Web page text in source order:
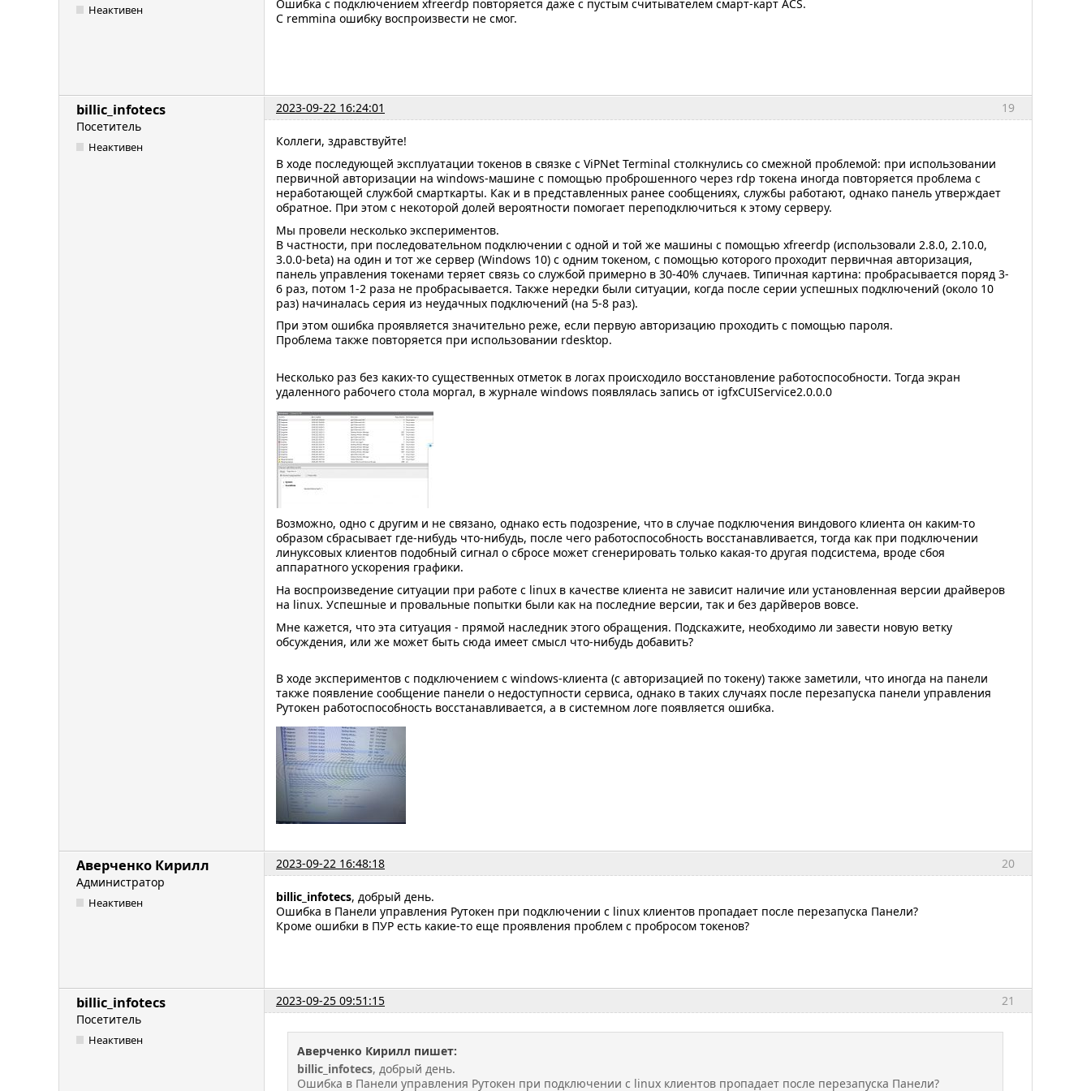
Неактивен
Ошибка с подключением xfreerdp повторяется даже с пустым считывателем смарт-карт ACS.
С remmina ошибку воспроизвести не смог.
19
billic_infotecs
2023-09-22 16:24:01
Посетитель
Неактивен
Коллеги, здравствуйте!
В ходе последующей эксплуатации токенов в связке с ViPNet Terminal столкнулись со смежной проблемой: при использовании
первичной авторизации на windows-машине с помощью проброшенного через rdp токена иногда повторяется проблема с
неработающей службой смарткарты. Как и в представленных ранее сообщениях, службы работают, однако панель утверждает
обратное. При этом с некоторой долей вероятности помогает переподключиться к этому серверу.
Мы провели несколько экспериментов.
В частности, при последовательном подключении с одной и той же машины с помощью xfreerdp (использовали 2.8.0, 2.10.0,
3.0.0-beta) на один и тот же сервер (Windows 10) с одним токеном, с помощью которого проходит первичная авторизация,
панель управления токенами теряет связь со службой примерно в 30-40% случаев. Типичная картина: пробрасывается поряд 3-
6 раз, потом 1-2 раза не пробрасывается. Также нередки были ситуации, когда после серии успешных подключений (около 10
раз) начиналась серия из неудачных подключений (на 5-8 раз).
При этом ошибка проявляется значительно реже, если первую авторизацию проходить с помощью пароля.
Проблема также повторяется при использовании rdesktop.
Несколько раз без каких-то существенных отметок в логах происходило восстановление работоспособности. Тогда экран
удаленного рабочего стола моргал, в журнале windows появлялась запись от igfxCUIService2.0.0.0
Возможно, одно с другим и не связано, однако есть подозрение, что в случае подключения виндового клиента он каким-то
образом сбрасывает где-нибудь что-нибудь, после чего работоспособность восстанавливается, тогда как при подключении
линуксовых клиентов подобный сигнал о сбросе может сгенерировать только какая-то другая подсистема, вроде сбоя
аппаратного ускорения графики.
На воспроизведение ситуации при работе с linux в качестве клиента не зависит наличие или установленная версии драйверов
на linux. Успешные и провальные попытки были как на последние версии, так и без дарйверов вовсе.
Мне кажется, что эта ситуация - прямой наследник этого обращения. Подскажите, необходимо ли завести новую ветку
обсуждения, или же может быть сюда имеет смысл что-нибудь добавить?
В ходе экспериментов с подключением с windows-клиента (с авторизацией по токену) также заметили, что иногда на панели
также появление сообщение панели о недоступности сервиса, однако в таких случаях после перезапуска панели управления
Рутокен работоспособность восстанавливается, а в системном логе появляется ошибка.
20
Аверченко Кирилл
2023-09-22 16:48:18
Администратор
Неактивен billic_infotecs, добрый день.
Ошибка в Панели управления Рутокен при подключении с linux клиентов пропадает после перезапуска Панели?
Кроме ошибки в ПУР есть какие-то еще проявления проблем с пробросом токенов?
21
billic_infotecs
2023-09-25 09:51:15
Посетитель
Неактивен
Аверченко Кирилл пишет:
billic_infotecs, добрый день.
Ошибка в Панели управления Рутокен при подключении с linux клиентов пропадает после перезапуска Панели?